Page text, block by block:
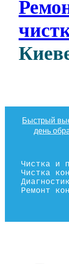
Быстрый
день
Чистка и
Чистка
Ремонт